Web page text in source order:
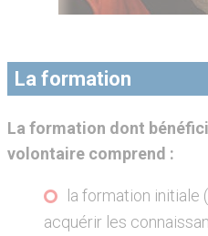
La formation
La formation dont
volontaire comprend :
la formation initiale
acquérir les